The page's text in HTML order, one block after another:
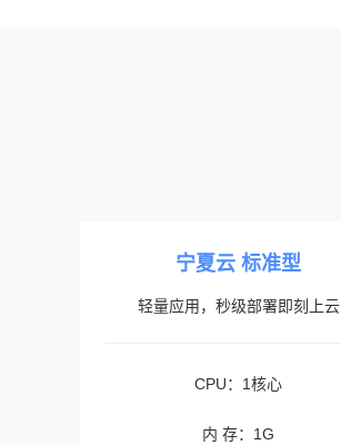
宁夏云 标准型
轻量应用，秒级部署即刻上云
CPU：1核心
内 存：1G